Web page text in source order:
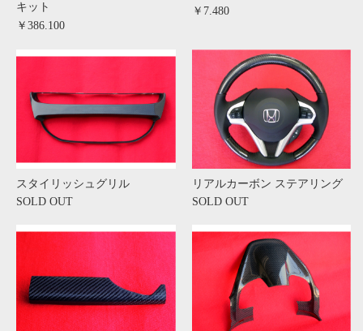
キット
￥386.100
￥7.480
スタイリッシュグリル
SOLD OUT
リアルカーボン ステアリング
SOLD OUT